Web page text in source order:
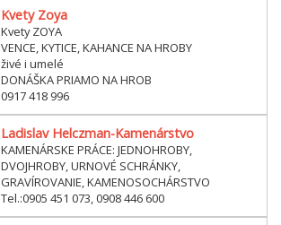
Kvety Zoya
Kvety ZOYA
VENCE, KYTICE, KAHANCE NA HROBY
živé i umelé
DONÁŠKA PRIAMO NA HROB
0917 418 996
Ladislav Helczman-Kamenárstvo
KAMENÁRSKE PRÁCE: JEDNOHROBY,
DVOJHROBY, URNOVÉ SCHRÁNKY,
GRAVÍROVANIE, KAMENOSOCHÁRSTVO
Tel.:0905 451 073, 0908 446 600